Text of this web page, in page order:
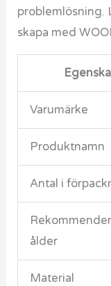
problemlösning.
skapa med
Varumärke
Produktnamn
Antal i
ålder
Material